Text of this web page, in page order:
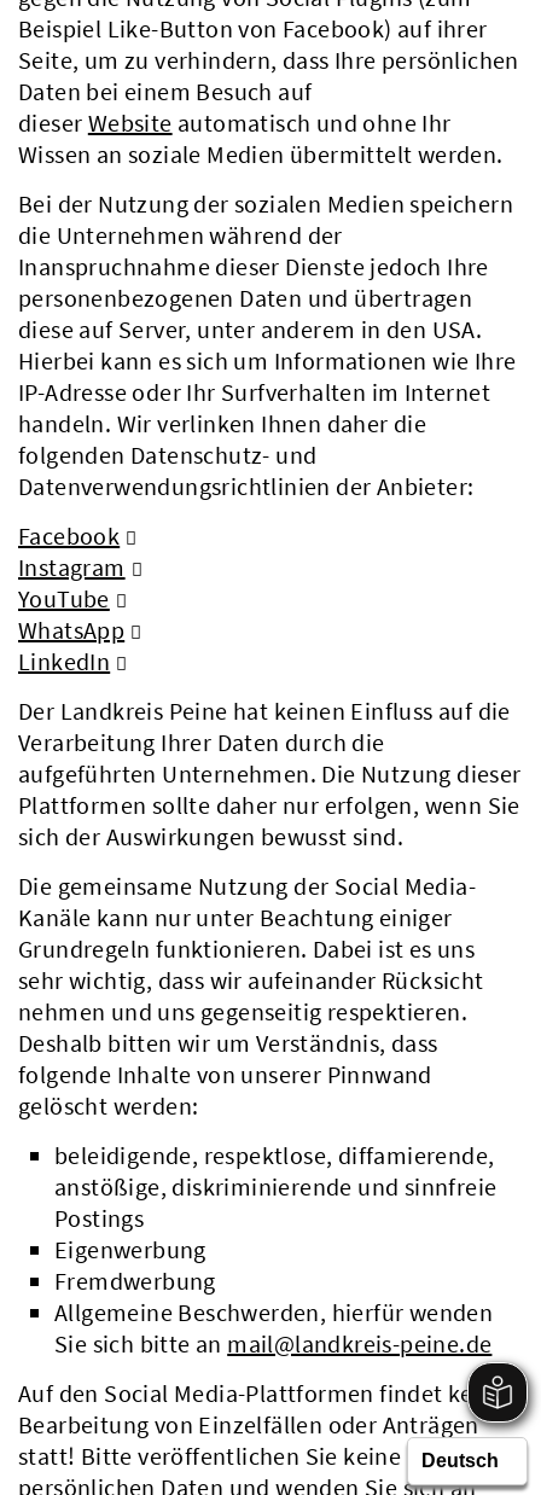
Beispiel Like-Button von Facebook) auf ihrer
Seite, um zu verhindern, dass Ihre persönlichen
Daten bei einem Besuch auf
dieser Website automatisch und ohne Ihr
Wissen an soziale Medien übermittelt werden.
Bei der Nutzung der sozialen Medien speichern
die Unternehmen während der
Inanspruchnahme dieser Dienste jedoch Ihre
personenbezogenen Daten und übertragen
diese auf Server, unter anderem in den USA.
Hierbei kann es sich um Informationen wie Ihre
IP-Adresse oder Ihr Surfverhalten im Internet
handeln. Wir verlinken Ihnen daher die
folgenden Datenschutz- und
Datenverwendungsrichtlinien der Anbieter:
Facebook
Instagram
YouTube
WhatsApp
LinkedIn
Der Landkreis Peine hat keinen Einfluss auf die
Verarbeitung Ihrer Daten durch die
aufgeführten Unternehmen. Die Nutzung dieser
Plattformen sollte daher nur erfolgen, wenn Sie
sich der Auswirkungen bewusst sind.
Die gemeinsame Nutzung der Social Media-
Kanäle kann nur unter Beachtung einiger
Grundregeln funktionieren. Dabei ist es uns
sehr wichtig, dass wir aufeinander Rücksicht
nehmen und uns gegenseitig respektieren.
Deshalb bitten wir um Verständnis, dass
folgende Inhalte von unserer Pinnwand
gelöscht werden:
beleidigende, respektlose, diffamierende,
anstößige, diskriminierende und sinnfreie
Postings
Eigenwerbung
Fremdwerbung
Allgemeine Beschwerden, hierfür wenden
Sie sich bitte an mail@landkreis-peine.de
Auf den Social Media-Plattformen findet keine
Bearbeitung von Einzelfällen oder Anträgen
statt! Bitte veröffentlichen Sie keine
persönlichen Daten und wenden Sie sich an